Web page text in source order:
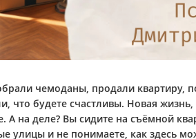
чемоданы, продали квартиру,
что будете счастливы. Новая
А на деле? Вы сидите на съёмной
улицы и не понимаете, как здесь